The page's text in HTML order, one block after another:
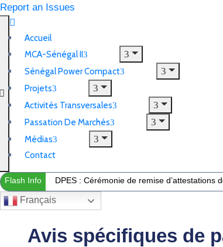
Report an Issues
Accueil
MCA-Sénégal II
Sénégal Power Compact
Projets
Activités Transversales
Passation De Marchés
Médias
Contact
Flash Info DPES : Cérémonie de remise
Français
Avis spécifiques de